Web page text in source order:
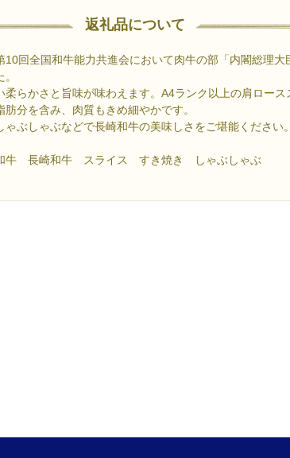
返礼品について
10回全国和牛能力共進会において肉牛の部「内閣総理大
柔らかさと旨味が味わえます。A4ランク以上の肩ロース
肪分を含み、肉質もきめ細やかです。
ゃぶしゃぶなどで長崎和牛の美味しさをご堪能ください。
牛 長崎和牛 スライス すき焼き しゃぶしゃぶ